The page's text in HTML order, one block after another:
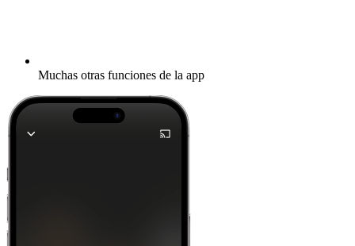
Muchas otras funciones de la app